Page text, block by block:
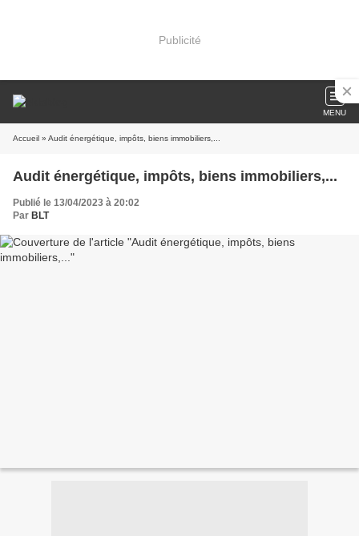
Publicité
MENU
Accueil » Audit énergétique, impôts, biens immobiliers,...
Audit énergétique, impôts, biens immobiliers,...
Publié le 13/04/2023 à 20:02
Par BLT